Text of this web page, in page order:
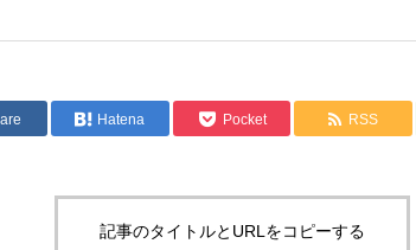
Hatena Pocket RSS
記事のタイトルとURLをコピーする